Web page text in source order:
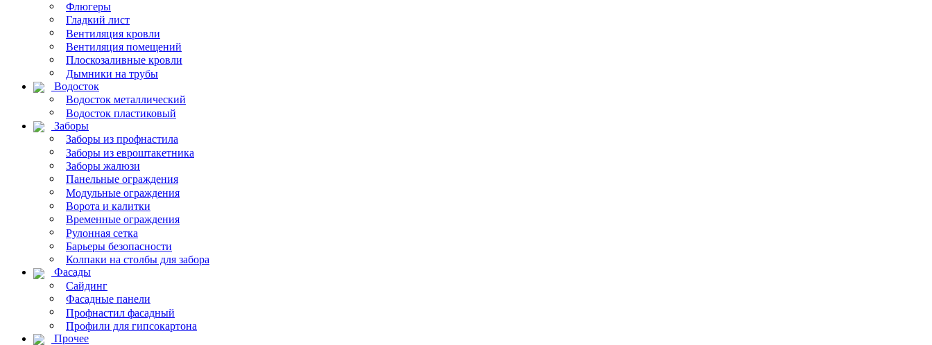
Флюгеры
Гладкий лист
Вентиляция кровли
Вентиляция помещений
Плоскозаливные кровли
Дымники на трубы
Водосток
Водосток металлический
Водосток пластиковый
Заборы
Заборы из профнастила
Заборы из евроштакетника
Заборы жалюзи
Панельные ограждения
Модульные ограждения
Ворота и калитки
Временные ограждения
Рулонная сетка
Барьеры безопасности
Колпаки на столбы для забора
Фасады
Сайдинг
Фасадные панели
Профнастил фасадный
Профили для гипсокартона
Прочее